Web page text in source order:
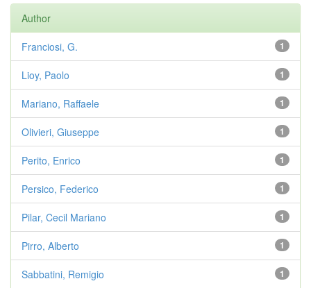
Author
1
Franciosi, G.
1
Lioy, Paolo
1
Mariano, Raffaele
1
Olivieri, Giuseppe
1
Perito, Enrico
1
Persico, Federico
1
Pilar, Cecil Mariano
1
Pirro, Alberto
1
Sabbatini, Remigio